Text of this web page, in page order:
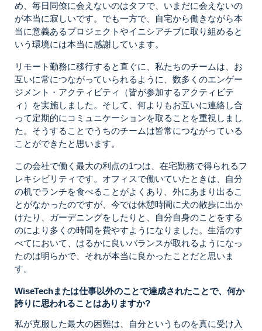
め、毎日同僚に会えないのはタフで、いまだに会えないの
が本当に寂しいです。でも一方で、自宅から働きながら本
当に意義あるプロジェクトやイニシアチブに取り組めると
いう環境には本当に感謝しています。
リモート勤務に移行すると直ぐに、私たちのチームは、お
互いに常につながっていられるように、数多くのエンゲー
ジメント・アクティビティ（皆が参加するアクティビテ
ィ）を実施しました。そして、何よりもお互いに連絡し合
って定期的にコミュニケーションを取ることを重視しまし
た。そうすることでうちのチームは皆常につながっている
ことができたと思います。
この会社で働く最大の利点の1つは、在宅勤務で得られるフ
レキシビリティです。オフィスで働いていたときは、自分
の机でランチを食べることがよくあり、外にあまり出るこ
とがなかったのですが、今では休憩時間に犬の散歩に出か
けたり、ガーデニングをしたりと、自分自身のことをする
のにより多くの時間を費やすようになりました。生活のす
べてにおいて、はるかに良いバランスが取れるようになっ
たのは明らかで、それが本当に良かったことだと思いま
す。
WiseTechまたは仕事以外のことで達成されたことで、何か
誇りに思われることはありますか?
私が克服した最大の困難は、自分というものを真に受け入